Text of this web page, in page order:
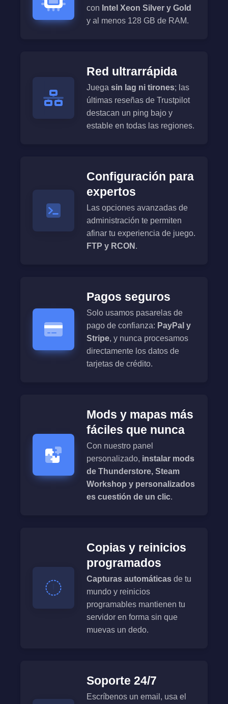
con Intel Xeon Silver y Gold
y al menos 128 GB de RAM.
Red ultrarrápida
Juega sin lag ni tirones; las
últimas reseñas de Trustpilot
destacan un ping bajo y
estable en todas las regiones.
Configuración para
expertos
Las opciones avanzadas de
administración te permiten
afinar tu experiencia de juego.
FTP y RCON .
Pagos seguros
Solo usamos pasarelas de
pago de confianza: PayPal y
Stripe, y nunca procesamos
directamente los datos de
tarjetas de crédito.
Mods y mapas más
fáciles que nunca
Con nuestro panel
personalizado, instalar mods
de Thunderstore, Steam
Workshop y personalizados
es cuestión de un clic.
Copias y reinicios
programados
Capturas automáticas de tu
mundo y reinicios
programables mantienen tu
servidor en forma sin que
muevas un dedo.
Soporte 24/7
Escríbenos un email, usa el